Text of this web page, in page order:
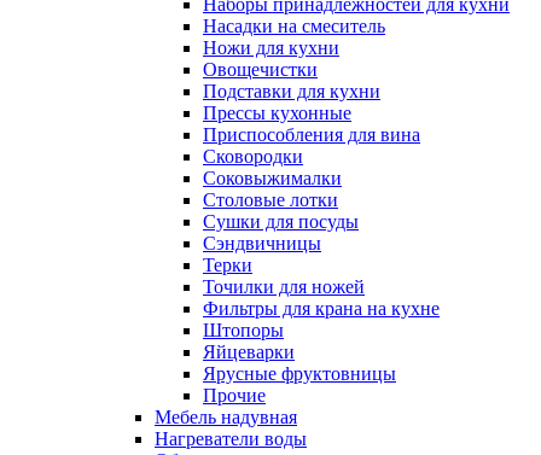
Наборы принадлежностей для кухни
Насадки на смеситель
Ножи для кухни
Овощечистки
Подставки для кухни
Прессы кухонные
Приспособления для вина
Сковородки
Соковыжималки
Столовые лотки
Сушки для посуды
Сэндвичницы
Терки
Точилки для ножей
Фильтры для крана на кухне
Штопоры
Яйцеварки
Ярусные фруктовницы
Прочие
Мебель надувная
Нагреватели воды